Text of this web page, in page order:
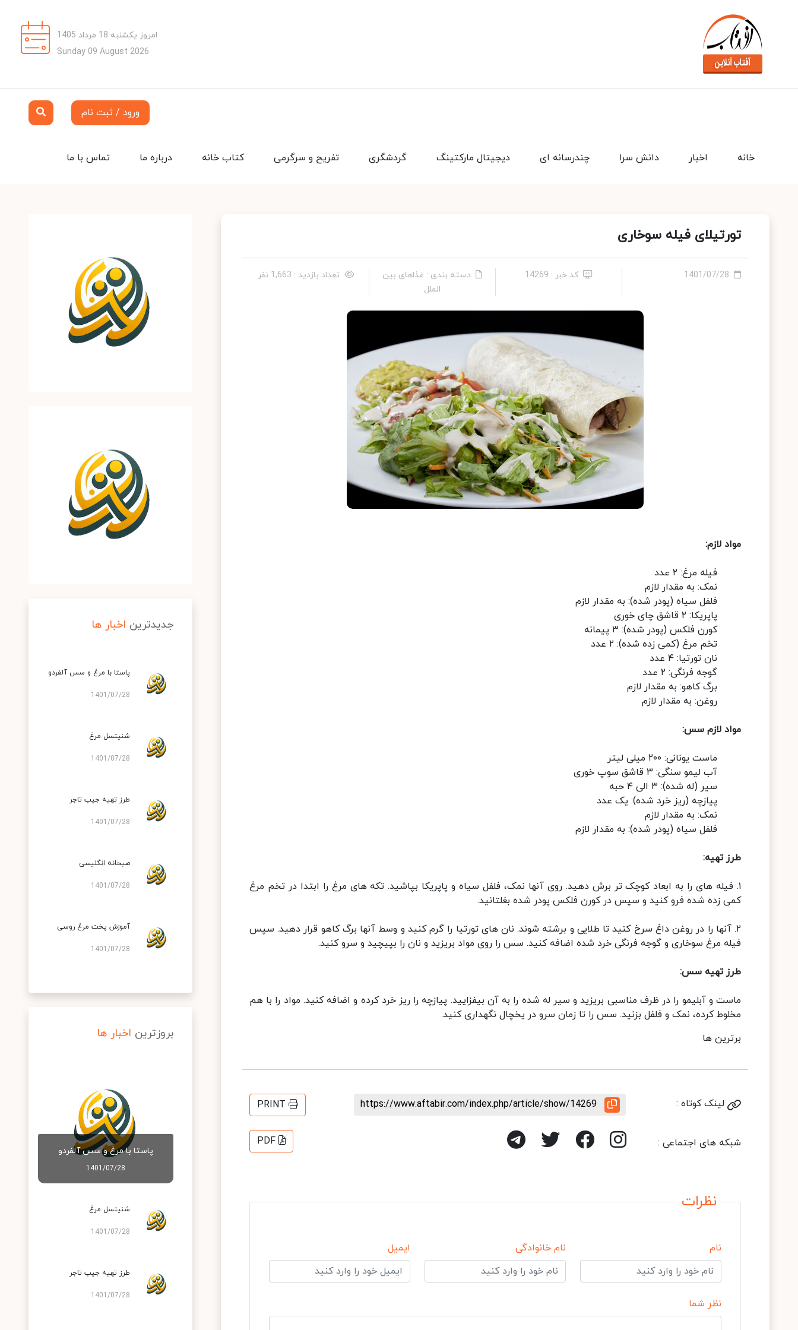
امروز یکشنبه 18 مرداد 1405
Sunday 09 August 2026
ورود / ثبت نام
تماس با ما درباره ما کتاب خانه تفریح و سرگرمی گردشگری دیجیتال مارکتینگ چندرسانه ای دانش سرا اخبار خانه
تورتیلای فیله سوخاری
1401/07/28 کد خبر : 14269
دسته بندی : غذاهای بین
الملل
تعداد بازدید : 1,663 نفر
مواد لازم:
فیله مرغ: ۲ عدد
نمک: به مقدار لازم
فلفل سیاه (پودر شده): به مقدار لازم
پاپریکا: ۲ قاشق چای خوری
کورن فلکس (پودر شده): ۳ پیمانه
تخم مرغ (کمی زده شده): ۲ عدد
نان تورتیا: ۴ عدد
گوجه فرنگی: ۲ عدد
برگ کاهو: به مقدار لازم
روغن: به مقدار لازم
مواد لازم سس:
ماست یونانی: ۲۰۰ میلی لیتر
آب لیمو سنگی: ۳ قاشق سوپ خوری
سیر (له شده): ۳ الی ۴ حبه
پیازچه (ریز خرد شده): یک عدد
نمک: به مقدار لازم
فلفل سیاه (پودر شده): به مقدار لازم
طرز تهیه:
۱. فیله های را به ابعاد کوچک تر برش دهید. روی آنها نمک، فلفل سیاه و پاپریکا بپاشید. تکه های مرغ را ابتدا در تخم مرغ
کمی زده شده فرو کنید و سپس در کورن فلکس پودر شده بغلتانید.
۲. آنها را در روغن داغ سرخ کنید تا طلایی و برشته شوند. نان های تورتیا را گرم کنید و وسط آنها برگ کاهو قرار دهید. سپس
فیله مرغ سوخاری و گوجه فرنگی خرد شده اضافه کنید. سس را روی مواد بریزید و نان را بپیچید و سرو کنید.
طرز تهیه سس:
ماست و آبلیمو را در ظرف مناسبی بریزید و سیر له شده را به آن بیفزایید. پیازچه را ریز خرد کرده و اضافه کنید. مواد را با هم
مخلوط کرده، نمک و فلفل بزنید. سس را تا زمان سرو در یخچال نگهداری کنید.
برترین ها
لینک کوتاه : https://www.aftabir.com/index.php/article/show/14269
PRINT
شبکه های اجتماعی : PDF
نظرات
نام نام خانوادگی ایمیل
نظر شما
جدیدترین اخبار ها
پاستا با مرغ و سس آلفردو
1401/07/28
شنیتسل مرغ
1401/07/28
طرز تهیه جیب تاجر
1401/07/28
صبحانه انگلیسی
1401/07/28
آموزش پخت مرغ روسی
1401/07/28
بروزترین اخبار ها
پاستا با مرغ و سس آلفردو
1401/07/28
شنیتسل مرغ
1401/07/28
طرز تهیه جیب تاجر
1401/07/28